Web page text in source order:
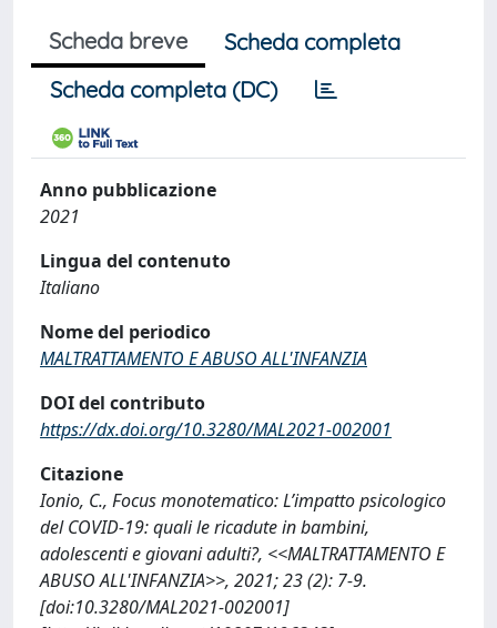
Scheda breve
Scheda completa
Scheda completa (DC)
Anno pubblicazione
2021
Lingua del contenuto
Italiano
Nome del periodico
MALTRATTAMENTO E ABUSO ALL'INFANZIA
DOI del contributo
https://dx.doi.org/10.3280/MAL2021-002001
Citazione
Ionio, C., Focus monotematico: L’impatto psicologico
del COVID-19: quali le ricadute in bambini,
adolescenti e giovani adulti?, <<MALTRATTAMENTO E
ABUSO ALL'INFANZIA>>, 2021; 23 (2): 7-9.
[doi:10.3280/MAL2021-002001]